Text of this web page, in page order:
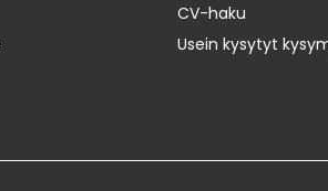
CV-haku
Usein kysytyt